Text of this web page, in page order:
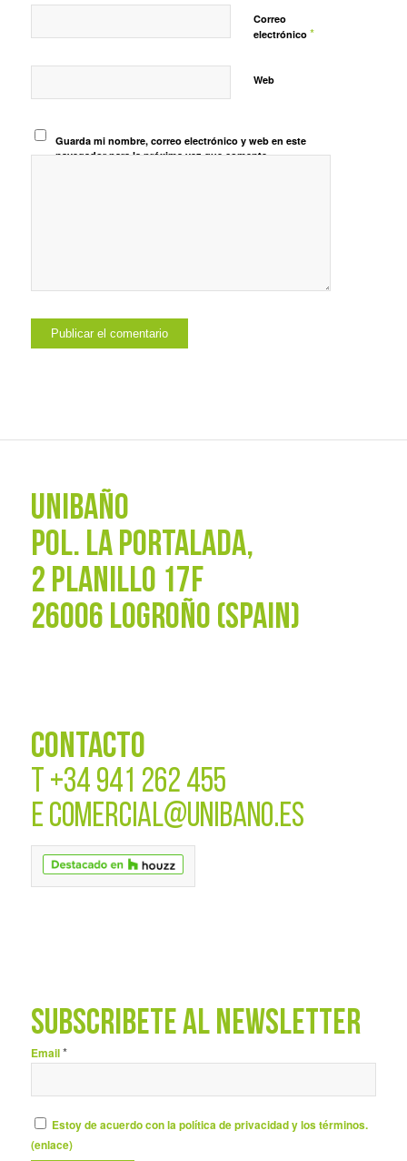
Correo
electrónico *
Web
Guarda mi nombre, correo electrónico y web en este
navegador para la próxima vez que comente.
UNIBAÑO
POL. La Portalada,
2 PLANILLO 17F
26006 LOGROÑO (SPAIN)
CONTACTO
T +34 941 262 455
E COMERCIAL@UNIBANO.ES
SUBSCRÍBETE AL NEWSLETTER
Email*
Estoy de acuerdo con la política de privacidad y los términos.
(enlace)